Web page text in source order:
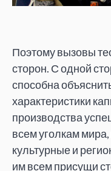
Поэтому вызовы
сторон. С одной
способна
характеристики
производства
всем уголкам
культурные и
им всем присущи